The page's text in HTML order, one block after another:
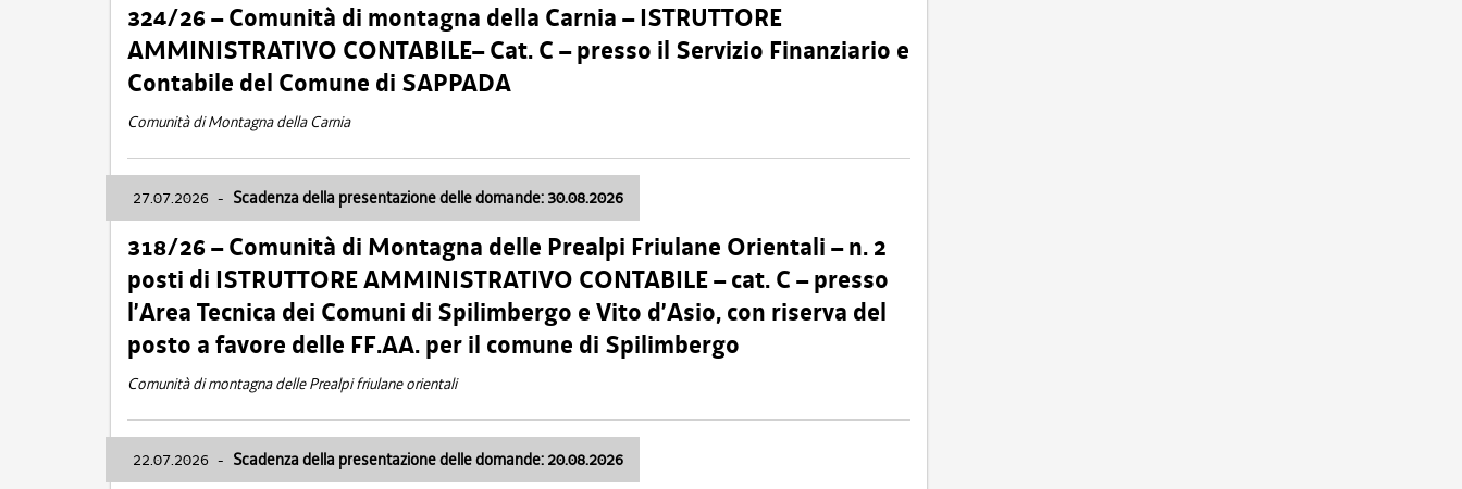
324/26 – Comunità di montagna della Carnia – ISTRUTTORE
AMMINISTRATIVO CONTABILE– Cat. C – presso il Servizio Finanziario e
Contabile del Comune di SAPPADA
Comunità di Montagna della Carnia
27.07.2026 - Scadenza della presentazione delle domande: 30.08.2026
318/26 – Comunità di Montagna delle Prealpi Friulane Orientali – n. 2
posti di ISTRUTTORE AMMINISTRATIVO CONTABILE – cat. C – presso
l’Area Tecnica dei Comuni di Spilimbergo e Vito d’Asio, con riserva del
posto a favore delle FF.AA. per il comune di Spilimbergo
Comunità di montagna delle Prealpi friulane orientali
22.07.2026 - Scadenza della presentazione delle domande: 20.08.2026